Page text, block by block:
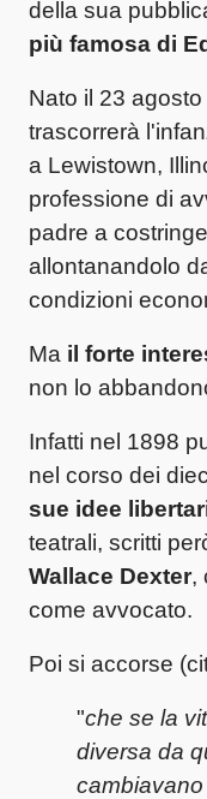
della sua
più famosa di
Nato il 23
trascorrerà
a Lewistown,
professione di
padre a
allontanandolo
condizioni
Ma il forte
non lo
Infatti nel 1898
nel corso dei
sue idee
teatrali, scritti
Wallace Dexter,
come avvocato.
Poi si accorse
"che se la
diversa da